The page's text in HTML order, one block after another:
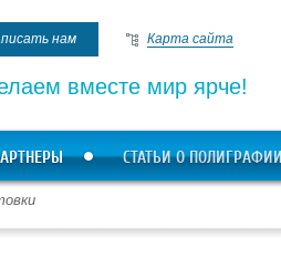
вместе мир ярче!
нам Карта сайта
СТАТЬИ О